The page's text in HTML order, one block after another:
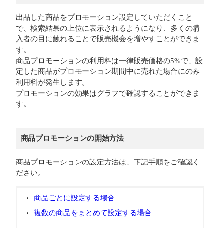
出品した商品をプロモーション設定していただくこと
で、検索結果の上位に表示されるようになり、多くの購
入者の目に触れることで販売機会を増やすことができま
す。
商品プロモーションの利用料は一律販売価格の5%で、設
定した商品がプロモーション期間中に売れた場合にのみ
利用料が発生します。
プロモーションの効果はグラフで確認することができま
す。
商品プロモーションの開始方法
商品プロモーションの設定方法は、下記手順をご確認く
ださい。
商品ごとに設定する場合
複数の商品をまとめて設定する場合